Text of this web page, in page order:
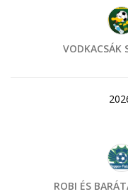
VODKACSÁK
ROBI ÉS